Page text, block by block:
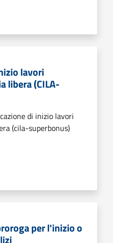
lavori
libera (CILA-
di inizio lavori
(cila-superbonus)
per l'inizio o